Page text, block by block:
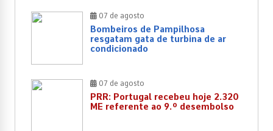
07 de agosto
Bombeiros de Pampilhosa
resgatam gata de turbina de ar
condicionado
07 de agosto
PRR: Portugal recebeu hoje 2.320
ME referente ao 9.º desembolso